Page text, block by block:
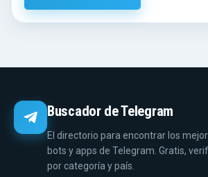
Buscador de Telegram
El directorio para encontrar los
bots y apps de Telegram. Gratis,
por categoría y país.